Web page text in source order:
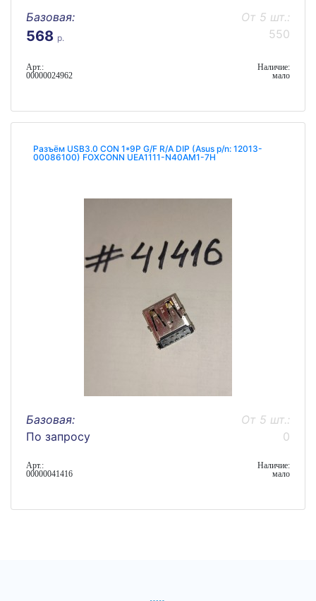
Базовая:
568 р.
От 5 шт.:
550
Арт.:
00000024962
Наличие:
мало
Разъём USB3.0 CON 1*9P G/F R/A DIP (Asus p/n: 12013-
00086100) FOXCONN UEA1111-N40AM1-7H
Базовая:
По запросу
От 5 шт.:
0
Арт.:
00000041416
Наличие:
мало